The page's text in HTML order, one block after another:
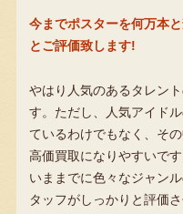
今までポスターを何万本
とご評価致します!
やはり人気のあるタレン
す。ただし、人気アイド
ているわけでもなく、そ
高価買取になりやすいです
いままでに色々なジャン
タッフがしっかりと評価